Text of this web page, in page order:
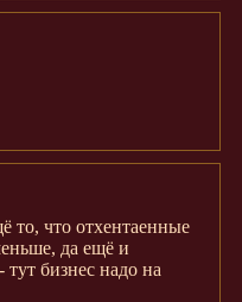
то, что отхентаенные
да ещё и
тут бизнес надо на